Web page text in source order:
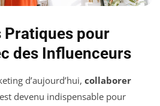
Pratiques pour
des Influenceurs
d’aujourd’hui, collaborer
est devenu indispensable pour